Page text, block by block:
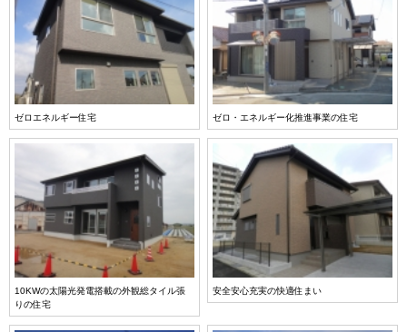
ゼロエネルギー住宅 ゼロ・エネルギー化推進事業の住宅
10KWの太陽光発電搭載の外観総タイル張
りの住宅
安全安心充実の快適住まい